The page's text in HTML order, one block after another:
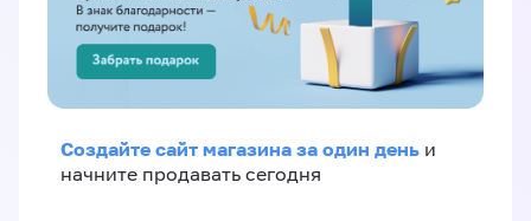
Создайте сайт магазина за один день и
начните продавать сегодня